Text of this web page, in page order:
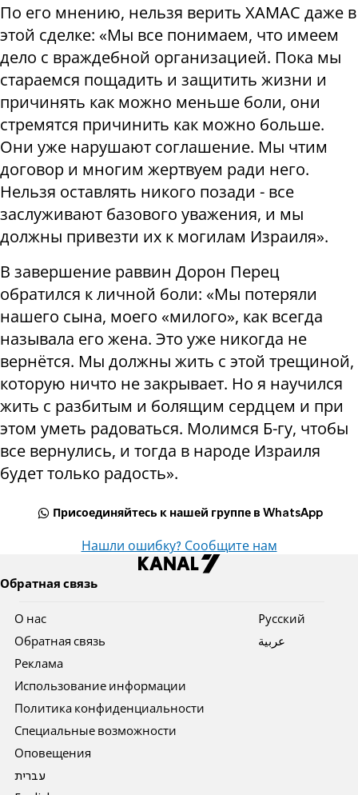
По его мнению, нельзя верить ХАМАС даже в
этой сделке: «Мы все понимаем, что имеем
дело с враждебной организацией. Пока мы
стараемся пощадить и защитить жизни и
причинять как можно меньше боли, они
стремятся причинить как можно больше.
Они уже нарушают соглашение. Мы чтим
договор и многим жертвуем ради него.
Нельзя оставлять никого позади - все
заслуживают базового уважения, и мы
должны привезти их к могилам Израиля».
В завершение раввин Дорон Перец
обратился к личной боли: «Мы потеряли
нашего сына, моего «милого», как всегда
называла его жена. Это уже никогда не
вернётся. Мы должны жить с этой трещиной,
которую ничто не закрывает. Но я научился
жить с разбитым и болящим сердцем и при
этом уметь радоваться. Молимся Б-гу, чтобы
все вернулись, и тогда в народе Израиля
будет только радость».
Присоединяйтесь к нашей группе в WhatsApp
Нашли ошибку? Сообщите нам
Обратная связь
О нас
Обратная связь
Реклама
Использование информации
Политика конфиденциальности
Специальные возможности
Оповещения
עברית
Pусский
عربية